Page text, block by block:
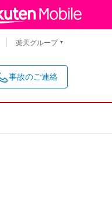
事故のご連絡
楽天グループ